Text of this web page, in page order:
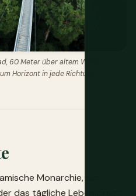
60 Meter über altem Wald,
Horizont in jede Richtung.
Monarchie, ein
das tägliche Leben prägt.